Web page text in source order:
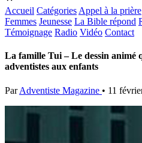
Accueil Catégories Appel à la prière
Femmes Jeunesse La Bible répond
Témoignage Radio Vidéo Contact
La famille Tui – Le dessin animé
adventistes aux enfants
Par Adventiste Magazine • 11